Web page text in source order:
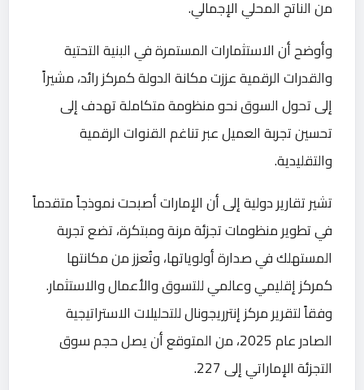
من الناتج المحلي الإجمالي.
وأوضح أن الاستثمارات المستمرة في البنية التحتية
والقدرات الرقمية عززت مكانة الدولة كمركز رائد، مشيراً
إلى تحول السوق نحو منظومة متكاملة تهدف إلى
تحسين تجربة العميل عبر تناغم القنوات الرقمية
والتقليدية.
تشير تقارير دولية إلى أن الإمارات أصبحت نموذجاً متقدماً
في تطوير منظومات تجزئة مرنة ومبتكرة، تضع تجربة
المستهلك في صدارة أولوياتها، وتُعزز من مكانتها
كمركز إقليمي وعالمي للتسوق والأعمال والاستثمار.
وفقاً لتقرير مركز إنترريجونال للتحليلات الاستراتيجية
الصادر عام 2025، من المتوقع أن يصل حجم سوق
التجزئة الإماراتي إلى 227.